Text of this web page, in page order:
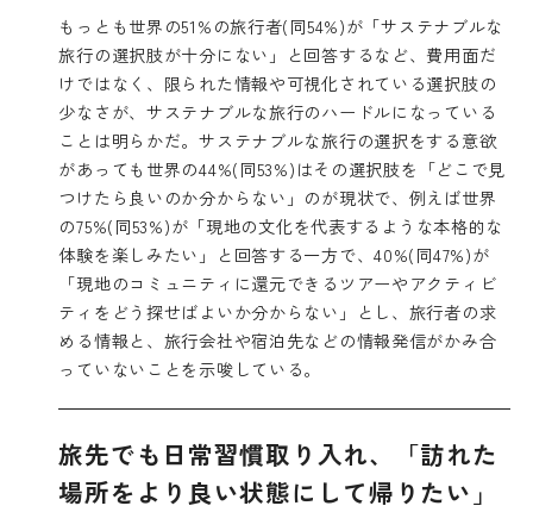
もっとも世界の51%の旅行者(同54%)が「サステナブルな
旅行の選択肢が十分にない」と回答するなど、費用面だ
けではなく、限られた情報や可視化されている選択肢の
少なさが、サステナブルな旅行のハードルになっている
ことは明らかだ。サステナブルな旅行の選択をする意欲
があっても世界の44%(同53%)はその選択肢を「どこで見
つけたら良いのか分からない」のが現状で、例えば世界
の75%(同53%)が「現地の文化を代表するような本格的な
体験を楽しみたい」と回答する一方で、40%(同47%)が
「現地のコミュニティに還元できるツアーやアクティビ
ティをどう探せばよいか分からない」とし、旅行者の求
める情報と、旅行会社や宿泊先などの情報発信がかみ合
っていないことを示唆している。
旅先でも日常習慣取り入れ、「訪れた
場所をより良い状態にして帰りたい」